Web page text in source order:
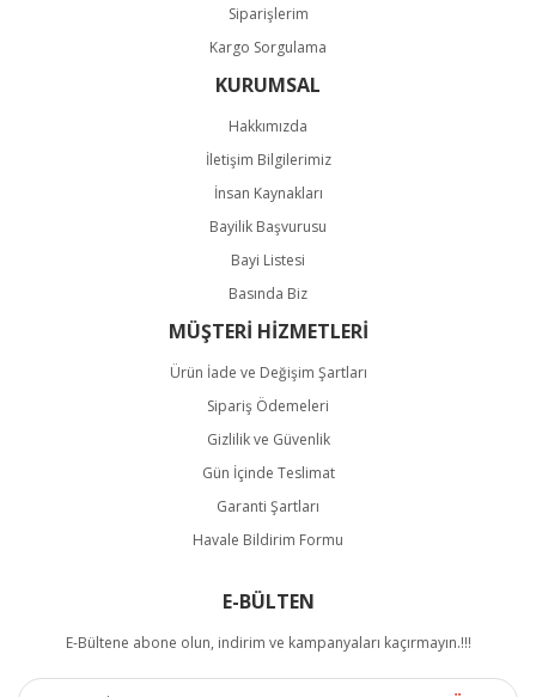
Siparişlerim
Kargo Sorgulama
KURUMSAL
Hakkımızda
İletişim Bilgilerimiz
İnsan Kaynakları
Bayilik Başvurusu
Bayi Listesi
Basında Biz
MÜŞTERİ HİZMETLERİ
Ürün İade ve Değişim Şartları
Sipariş Ödemeleri
Gizlilik ve Güvenlik
Gün İçinde Teslimat
Garanti Şartları
Havale Bildirim Formu
E-BÜLTEN
E-Bültene abone olun, indirim ve kampanyaları kaçırmayın.!!!